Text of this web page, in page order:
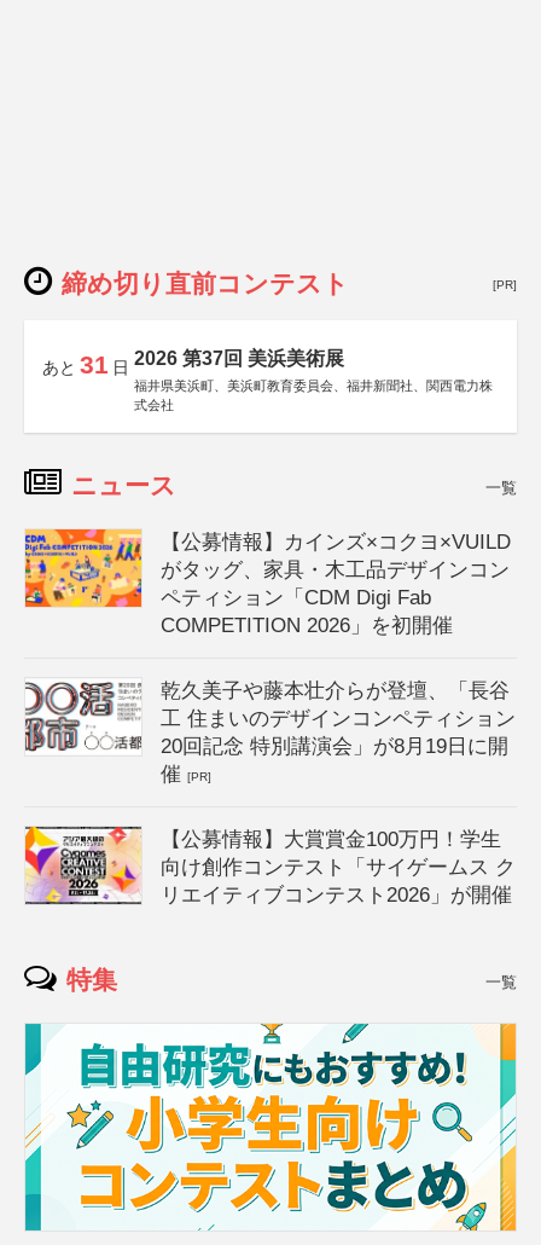
締め切り直前コンテスト [PR]
あと 31 日 2026 第37回 美浜美術展
福井県美浜町、美浜町教育委員会、福井新聞社、関西電力株
式会社
ニュース 一覧
【公募情報】カインズ×コクヨ×VUILD
がタッグ、家具・木工品デザインコン
ペティション「CDM Digi Fab
COMPETITION 2026」を初開催
乾久美子や藤本壮介らが登壇、「長谷
工 住まいのデザインコンペティション
20回記念 特別講演会」が8月19日に開
催[PR]
【公募情報】大賞賞金100万円！学生
向け創作コンテスト「サイゲームス ク
リエイティブコンテスト2026」が開催
特集 一覧